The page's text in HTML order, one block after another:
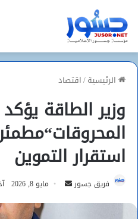
الرئيسية/اقتصاد
وزير الطاقة
استقرار التموين
فريق جسور
أرسل
إلكترونيا
مايو 8, 2026